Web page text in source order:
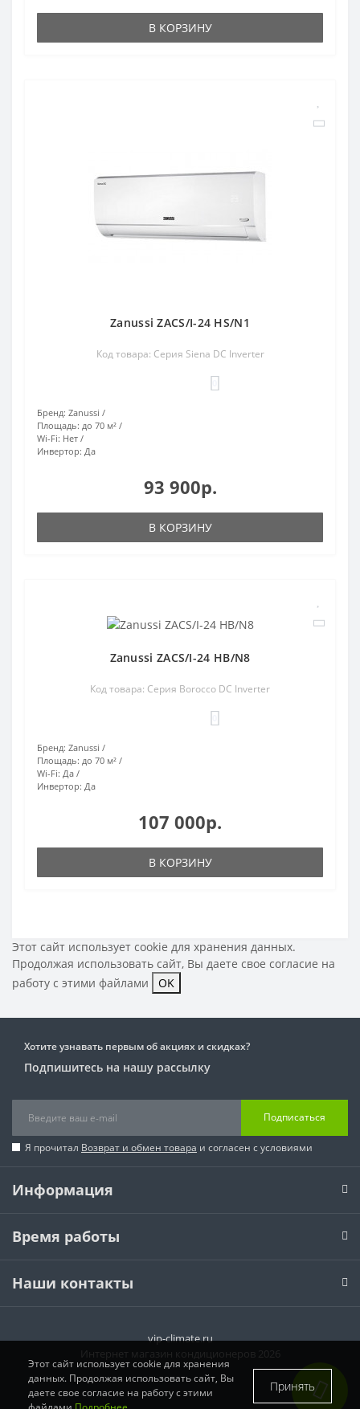
В КОРЗИНУ
Zanussi ZACS/I-24 HS/N1
Код товара: Серия Siena DC Inverter
Бренд: Zanussi
Площадь: до 70 м²
Wi-Fi: Нет
Инвертор: Да
93 900р.
В КОРЗИНУ
Zanussi ZACS/I-24 HB/N8
Код товара: Серия Borocco DC Inverter
Бренд: Zanussi
Площадь: до 70 м²
Wi-Fi: Да
Инвертор: Да
107 000р.
В КОРЗИНУ
Этот сайт использует cookie для хранения данных.
Продолжая использовать сайт, Вы даете свое согласие на
работу с этими файлами
OK
Хотите узнавать первым об акциях и скидках?
Подпишитесь на нашу рассылку
Подписаться
Я прочитал Возврат и обмен товара и согласен с условиями
Информация
Время работы
Наши контакты
vip-climate.ru
Интернет магазин кондиционеров 2026
Этот сайт использует cookie для хранения
данных. Продолжая использовать сайт, Вы
даете свое согласие на работу с этими
Принять